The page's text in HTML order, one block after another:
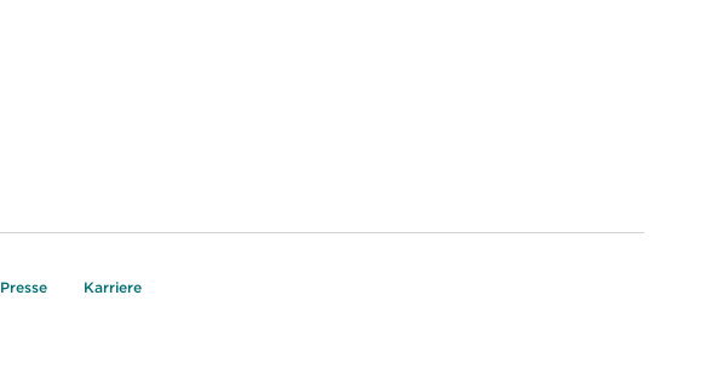
Presse Karriere